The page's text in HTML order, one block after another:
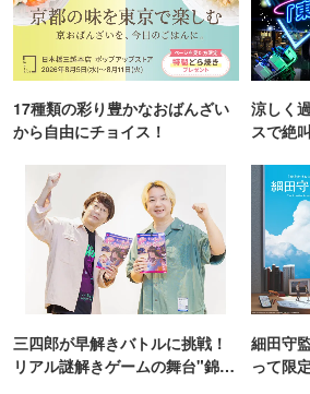
17種類の彩り豊かなおばんざい
から自由にチョイス！
涼しく
スで絶
三四郎が早解きバトルに挑戦！
リアル謎解きゲームの舞台"錦糸
細田守
って限